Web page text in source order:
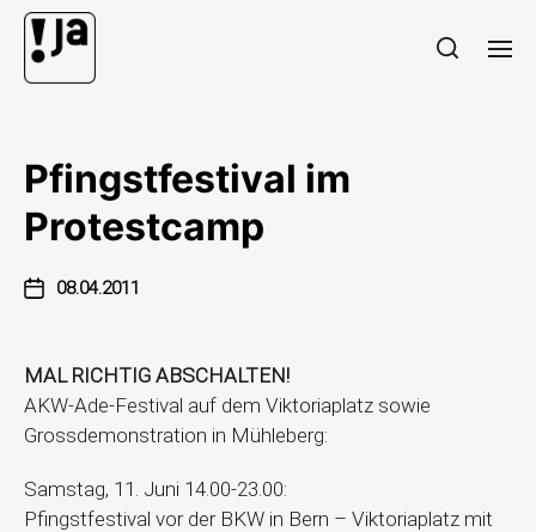
Pfingstfestival im
Protestcamp
08.04.2011
MAL RICHTIG ABSCHALTEN!
AKW-Ade-Festival auf dem Viktoriaplatz sowie
Grossdemonstration in Mühleberg:
Samstag, 11. Juni 14.00-23.00:
Pfingstfestival vor der BKW in Bern – Viktoriaplatz mit